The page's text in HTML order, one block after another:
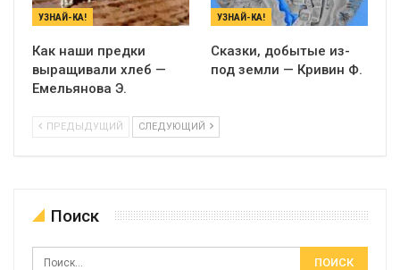
УЗНАЙ-КА!
Как наши предки
выращивали хлеб —
Емельянова Э.
УЗНАЙ-КА!
Сказки, добытые из-
под земли — Кривин Ф.
ПРЕДЫДУЩИЙ СЛЕДУЮЩИЙ
Поиск